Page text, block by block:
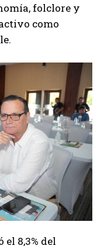
folclore y
como
8,3% del